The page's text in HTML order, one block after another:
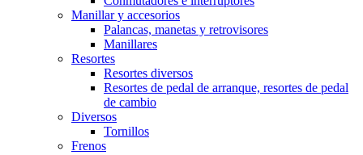
Manillar y accesorios
Palancas, manetas y retrovisores
Manillares
Resortes
Resortes diversos
Resortes de pedal de arranque, resortes de pedal
de cambio
Diversos
Tornillos
Frenos